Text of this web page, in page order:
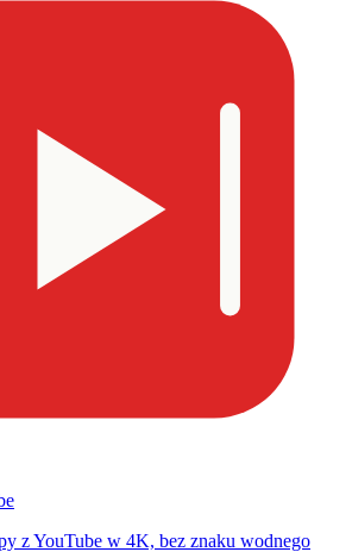
z YouTube w 4K, bez znaku wodnego